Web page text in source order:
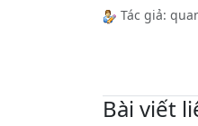
Tác giả:
Bài viết